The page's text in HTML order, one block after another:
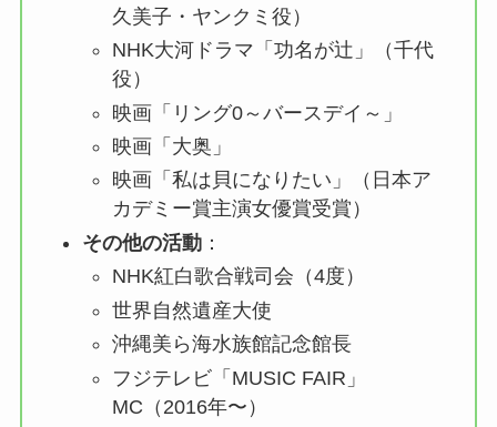
久美子・ヤンクミ役）
NHK大河ドラマ「功名が辻」（千代
役）
映画「リング0～バースデイ～」
映画「大奥」
映画「私は貝になりたい」（日本ア
カデミー賞主演女優賞受賞）
その他の活動：
NHK紅白歌合戦司会（4度）
世界自然遺産大使
沖縄美ら海水族館記念館長
フジテレビ「MUSIC FAIR」
MC（2016年〜）